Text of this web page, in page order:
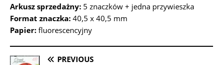
Arkusz sprzedażny: 5 znaczków + jedna przywieszka
Format znaczka: 40,5 x 40,5 mm
Papier: fluorescencyjny
PREVIOUS